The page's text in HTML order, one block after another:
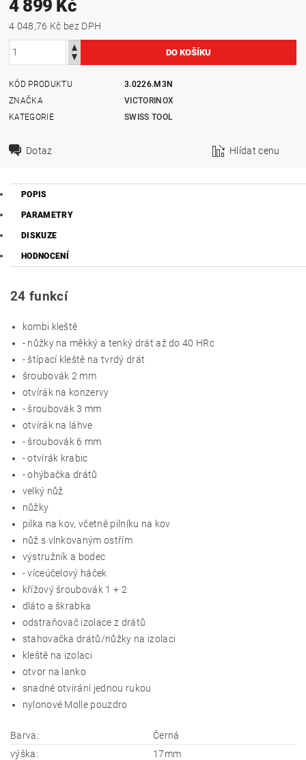
4 899 Kč
4 048,76 Kč bez DPH
KÓD PRODUKTU
3.0226.M3N
ZNAČKA
VICTORINOX
KATEGORIE
SWISS TOOL
Dotaz Hlídat cenu
POPIS
PARAMETRY
DISKUZE
HODNOCENÍ
24 funkcí
kombi kleště
- nůžky na měkký a tenký drát až do 40 HRc
- štípací kleště na tvrdý drát
šroubovák 2 mm
otvírák na konzervy
- šroubovák 3 mm
otvírák na láhve
- šroubovák 6 mm
- otvírák krabic
- ohýbačka drátů
velký nůž
nůžky
pilka na kov, včetně pilníku na kov
nůž s vlnkovaným ostřím
výstružník a bodec
- víceúčelový háček
křížový šroubovák 1 + 2
dláto a škrabka
odstraňovač izolace z drátů
stahovačka drátů/nůžky na izolaci
kleště na izolaci
otvor na lanko
snadné otvírání jednou rukou
nylonové Molle pouzdro
Barva:
Černá
výška:
17mm